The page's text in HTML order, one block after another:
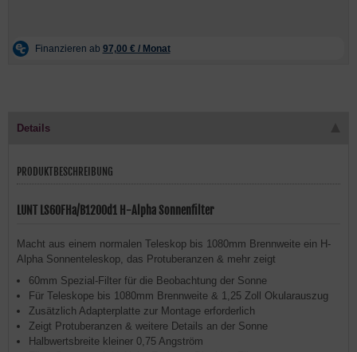
Details
PRODUKTBESCHREIBUNG
LUNT LS60FHa/B1200d1 H-Alpha Sonnenfilter
Macht aus einem normalen Teleskop bis 1080mm Brennweite ein H-
Alpha Sonnenteleskop, das Protuberanzen & mehr zeigt
60mm Spezial-Filter für die Beobachtung der Sonne
Für Teleskope bis 1080mm Brennweite & 1,25 Zoll Okularauszug
Zusätzlich Adapterplatte zur Montage erforderlich
Zeigt Protuberanzen & weitere Details an der Sonne
Halbwertsbreite kleiner 0,75 Angström